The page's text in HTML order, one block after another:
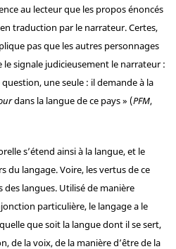
au lecteur que les propos énoncés
traduction par le narrateur. Certes,
pas que les autres personnages
le signale judicieusement le narrateur :
une seule : il demande à la
dans la langue de ce pays » (PFM,
s’étend ainsi à la langue, et le
du langage. Voire, les vertus de ce
langues. Utilisé de manière
particulière, le langage a le
que soit la langue dont il se sert,
de la voix, de la manière d’être de la